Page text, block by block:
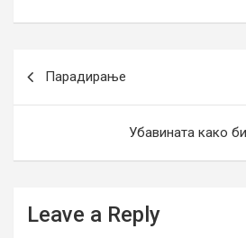
navigation
Парадирање
Убавината како
Leave a Reply